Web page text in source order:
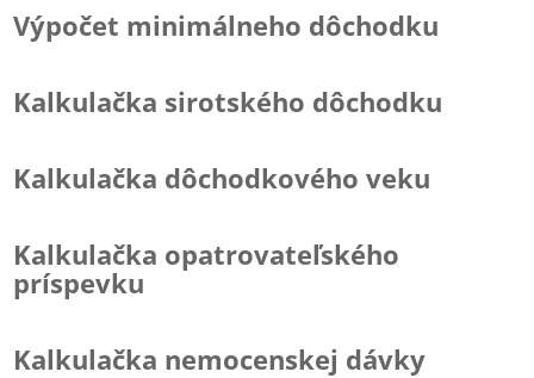
Výpočet minimálneho dôchodku
Kalkulačka sirotského dôchodku
Kalkulačka dôchodkového veku
Kalkulačka opatrovateľského
príspevku
Kalkulačka nemocenskej dávky